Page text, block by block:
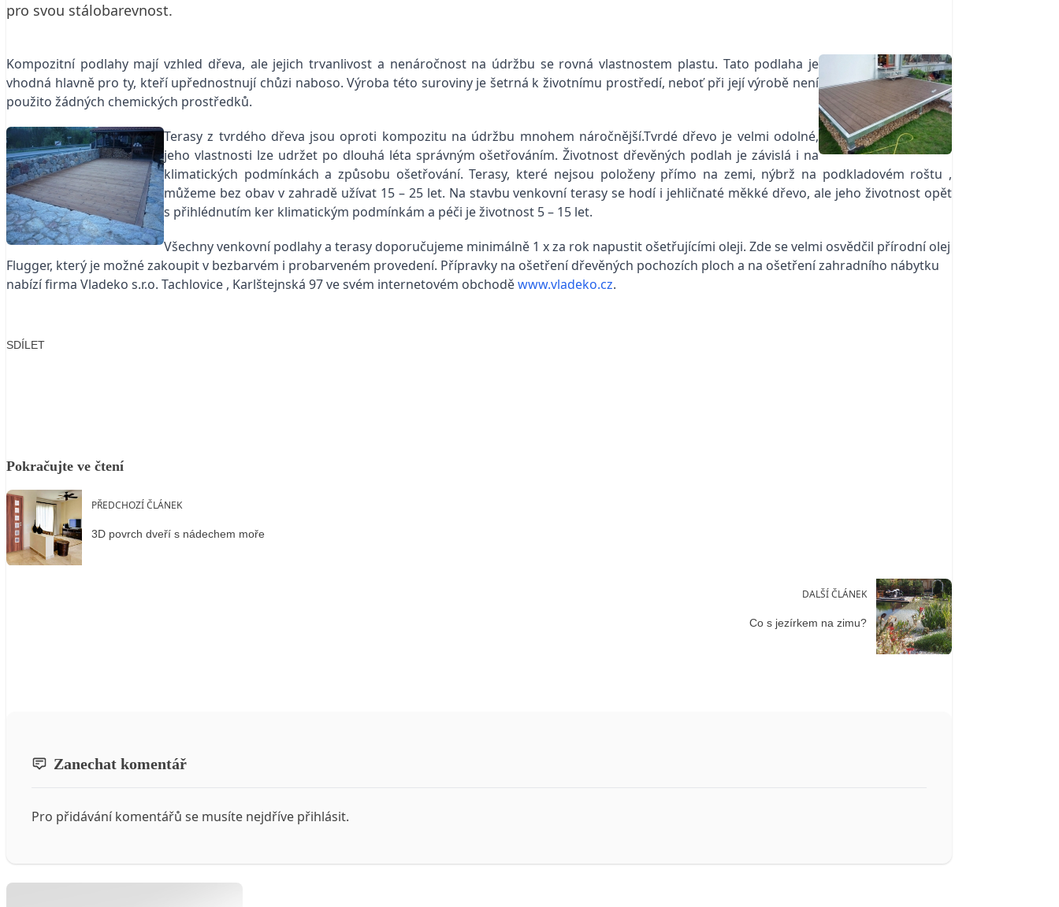
pro svou stálobarevnost.
Kompozitní podlahy mají vzhled dřeva, ale jejich trvanlivost a nenáročnost na údržbu se rovná vlastnostem plastu. Tato podlaha je
vhodná hlavně pro ty, kteří upřednostnují chůzi naboso. Výroba této suroviny je šetrná k životnímu prostředí, neboť při její výrobě není
použito žádných chemických prostředků.
Terasy z tvrdého dřeva jsou oproti kompozitu na údržbu mnohem náročnější.Tvrdé dřevo je velmi odolné,
jeho vlastnosti lze udržet po dlouhá léta správným ošetřováním. Životnost dřevěných podlah je závislá i na
klimatických podmínkách a způsobu ošetřování. Terasy, které nejsou položeny přímo na zemi, nýbrž na podkladovém roštu ,
můžeme bez obav v zahradě užívat 15 – 25 let. Na stavbu venkovní terasy se hodí i jehličnaté měkké dřevo, ale jeho životnost opět
s přihlédnutím ker klimatickým podmínkám a péči je životnost 5 – 15 let.
Všechny venkovní podlahy a terasy doporučujeme minimálně 1 x za rok napustit ošetřujícími oleji. Zde se velmi osvědčil přírodní olej
Flugger, který je možné zakoupit v bezbarvém i probarveném provedení. Přípravky na ošetření dřevěných pochozích ploch a na ošetření zahradního nábytku
nabízí firma Vladeko s.r.o. Tachlovice , Karlštejnská 97 ve svém internetovém obchoděwww.vladeko.cz.
SDÍLET
Pokračujte ve čtení
PŘEDCHOZÍ ČLÁNEK
3D povrch dveří s nádechem moře
DALŠÍ ČLÁNEK
Co s jezírkem na zimu?
Zanechat komentář
Pro přidávání komentářů se musíte nejdříve přihlásit.